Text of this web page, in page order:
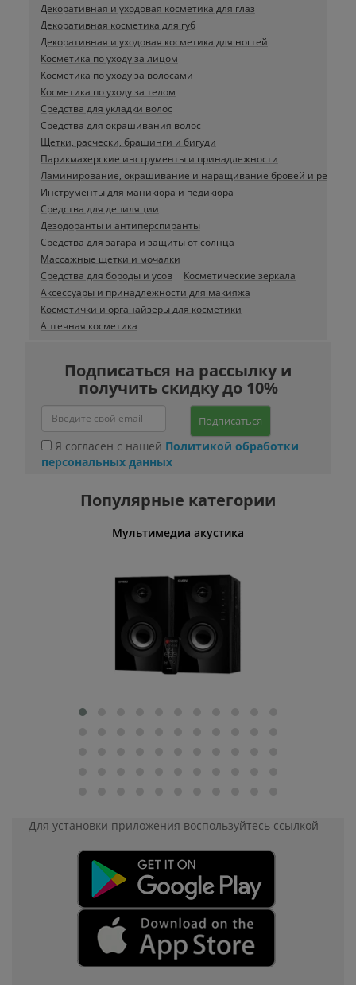
Декоративная и уходовая косметика для глаз
Декоративная косметика для губ
Декоративная и уходовая косметика для ногтей
Косметика по уходу за лицом
Косметика по уходу за волосами
Косметика по уходу за телом
Средства для укладки волос
Средства для окрашивания волос
Щетки, расчески, брашинги и бигуди
Парикмахерские инструменты и принадлежности
Ламинирование, окрашивание и наращивание бровей и ресниц
Инструменты для маникюра и педикюра
Средства для депиляции
Дезодоранты и антиперспиранты
Средства для загара и защиты от солнца
Массажные щетки и мочалки
Средства для бороды и усов
Косметические зеркала
Аксессуары и принадлежности для макияжа
Косметички и органайзеры для косметики
Аптечная косметика
Подписаться на рассылку и
получить скидку до 10%
Подписаться
Я согласен с нашей Политикой обработки
персональных данных
Популярные категории
Мультимедиа акустика
Для установки приложения воспользуйтесь ссылкой